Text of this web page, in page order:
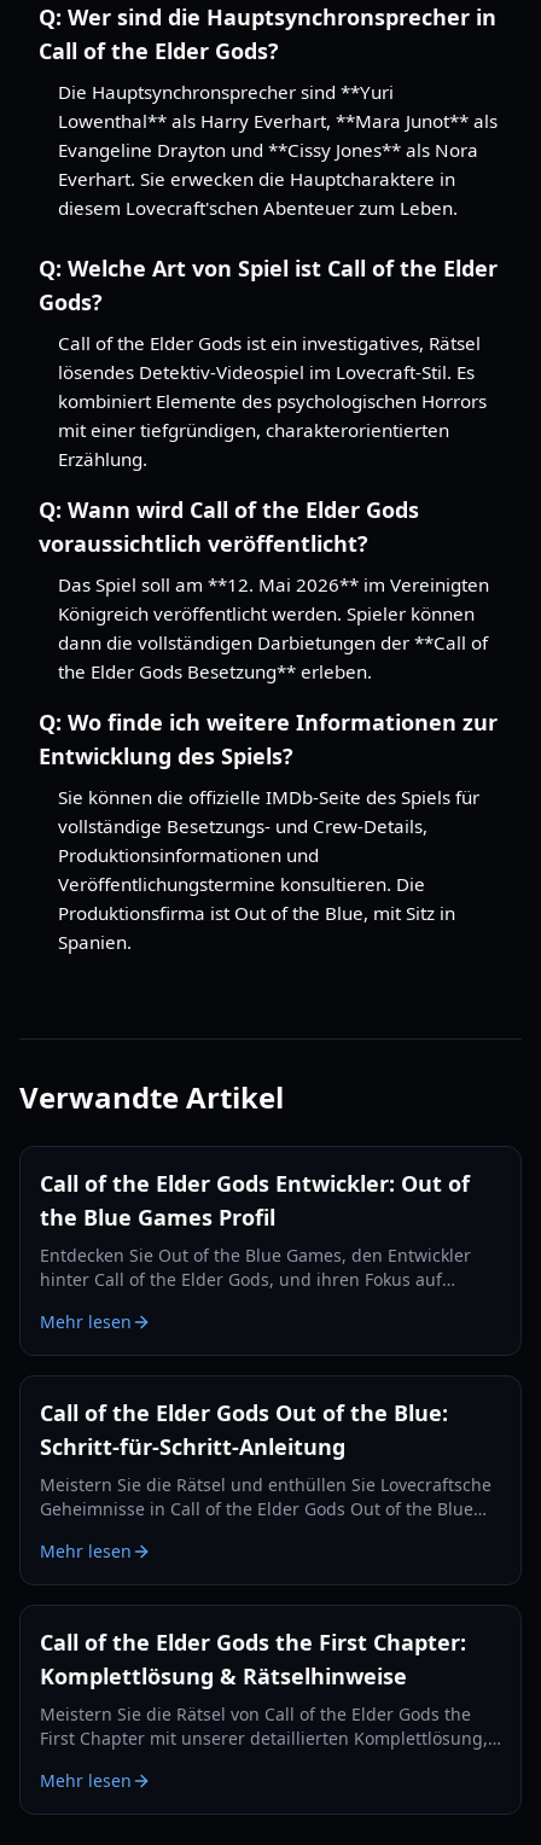
Q: Wer sind die Hauptsynchronsprecher in
Call of the Elder Gods?
Die Hauptsynchronsprecher sind **Yuri
Lowenthal** als Harry Everhart, **Mara Junot** als
Evangeline Drayton und **Cissy Jones** als Nora
Everhart. Sie erwecken die Hauptcharaktere in
diesem Lovecraft'schen Abenteuer zum Leben.
Q: Welche Art von Spiel ist Call of the Elder
Gods?
Call of the Elder Gods ist ein investigatives, Rätsel
lösendes Detektiv-Videospiel im Lovecraft-Stil. Es
kombiniert Elemente des psychologischen Horrors
mit einer tiefgründigen, charakterorientierten
Erzählung.
Q: Wann wird Call of the Elder Gods
voraussichtlich veröffentlicht?
Das Spiel soll am **12. Mai 2026** im Vereinigten
Königreich veröffentlicht werden. Spieler können
dann die vollständigen Darbietungen der **Call of
the Elder Gods Besetzung** erleben.
Q: Wo finde ich weitere Informationen zur
Entwicklung des Spiels?
Sie können die offizielle IMDb-Seite des Spiels für
vollständige Besetzungs- und Crew-Details,
Produktionsinformationen und
Veröffentlichungstermine konsultieren. Die
Produktionsfirma ist Out of the Blue, mit Sitz in
Spanien.
Verwandte Artikel
Call of the Elder Gods Entwickler: Out of
the Blue Games Profil
Entdecken Sie Out of the Blue Games, den Entwickler
hinter Call of the Elder Gods, und ihren Fokus auf
Mehr lesen
Call of the Elder Gods Out of the Blue:
Schritt-für-Schritt-Anleitung
Meistern Sie die Rätsel und enthüllen Sie Lovecraftsche
Geheimnisse in Call of the Elder Gods Out of the Blue
Trophäen-Anleitung.
Mehr lesen
Call of the Elder Gods the First Chapter:
Komplettlösung & Rätselhinweise
Meistern Sie die Rätsel von Call of the Elder Gods the
First Chapter mit unserer detaillierten Komplettlösung,
versteckten Geheimnissen.
Mehr lesen